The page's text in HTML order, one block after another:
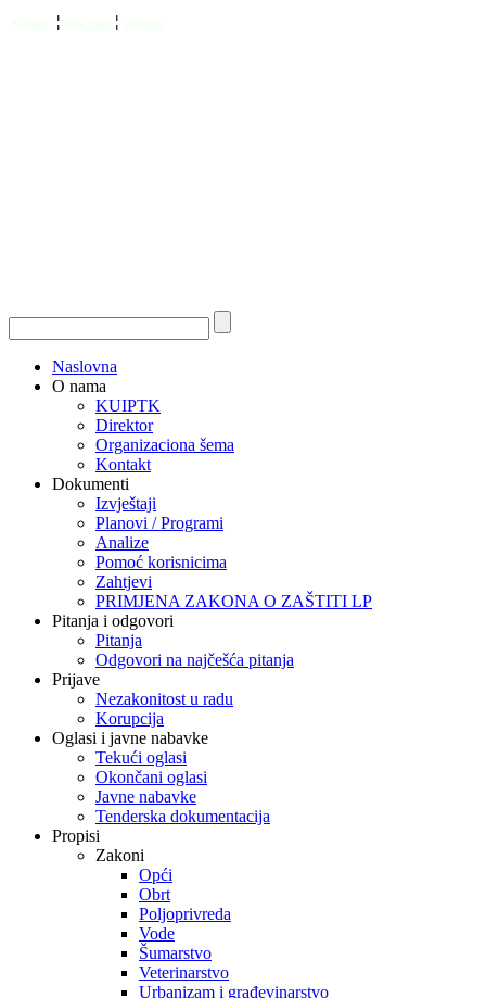
¦ ¦
Naslovna
O nama
KUIPTK
Direktor
Organizaciona šema
Kontakt
Dokumenti
Izvještaji
Planovi / Programi
Analize
Pomoć korisnicima
Zahtjevi
PRIMJENA ZAKONA O ZAŠTITI LP
Pitanja i odgovori
Pitanja
Odgovori na najčešća pitanja
Prijave
Nezakonitost u radu
Korupcija
Oglasi i javne nabavke
Tekući oglasi
Okončani oglasi
Javne nabavke
Tenderska dokumentacija
Propisi
Zakoni
Opći
Obrt
Poljoprivreda
Vode
Šumarstvo
Veterinarstvo
Urbanizam i građevinarstvo